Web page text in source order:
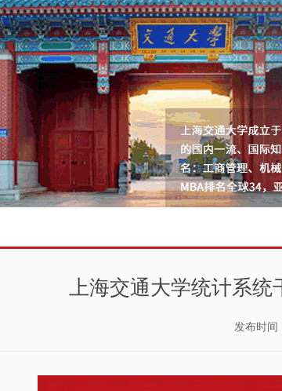
上海交通大学统计系统
发布时间